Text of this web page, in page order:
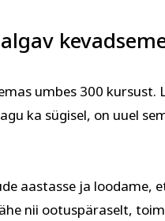
umbes 300 kursust.
ka sügisel, on uuel
aastasse ja loodame,
nii ootuspäraselt,